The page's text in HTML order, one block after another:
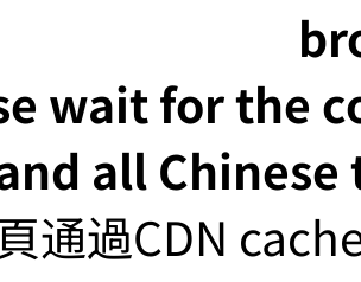
wait for the
all
通過CDN